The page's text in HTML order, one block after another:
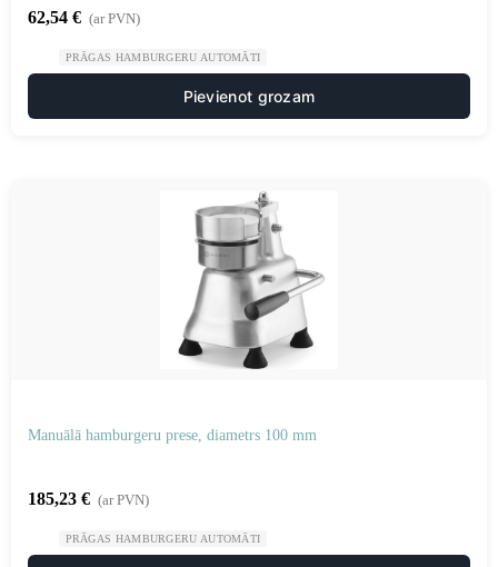
62,54 € (ar PVN)
PRĀGAS HAMBURGERU AUTOMĀTI
Pievienot grozam
Manuālā hamburgeru prese, diametrs 100 mm
185,23 € (ar PVN)
PRĀGAS HAMBURGERU AUTOMĀTI